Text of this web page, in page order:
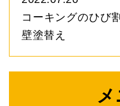
コーキングのひ
壁塗替え